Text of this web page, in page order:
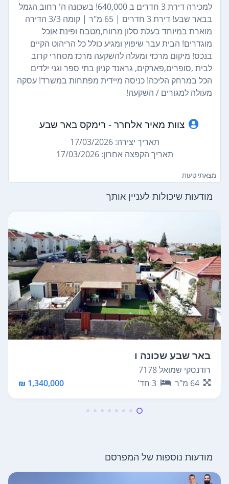
למכירה דירת 3 חדרים ב 640,000! בשכונה ה' רחוב הגמל
בבאר שבע! דירת 3 חדרים | 65 מ"ר | קומה 3/3 הדירה
מוארת במיוחד בעלת סלון מרווח,מטבח ופינת אוכל
מוגדרים! הבית עבר שיפוץ ומגיע כולל כל הריהוט הקיים
בנכס! מיקום מרכזי ומעלה להשקעה מרכז מסחרי קרוב
לבית ,סופרים,פארקים, גראנד קניון בתי ספר וגני ילדים
הכל במרחק הליכה! כניסה מיידית מפתחות במשרד! עסקה
מעולה למגורים / השקעה!
צוות מאיר אלחרר - רימקס באר שבע
תאריך יצירה: 17/03/2026
תאריך הקפצה אחרון: 17/03/2026
מצאתי טעות
מודעות שיכולות לעניין אותך
באר שבע שכונה ו
רודנסקי שמואל 7178
64 מ"ר 3 חד' 1,340,000 ₪
מודעות נוספות של המפרסם